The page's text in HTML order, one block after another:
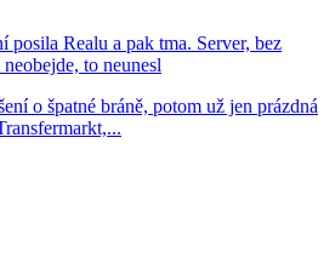
posila Realu a pak tma. Server, bez
to neunesl
o špatné bráně, potom už jen prázdná